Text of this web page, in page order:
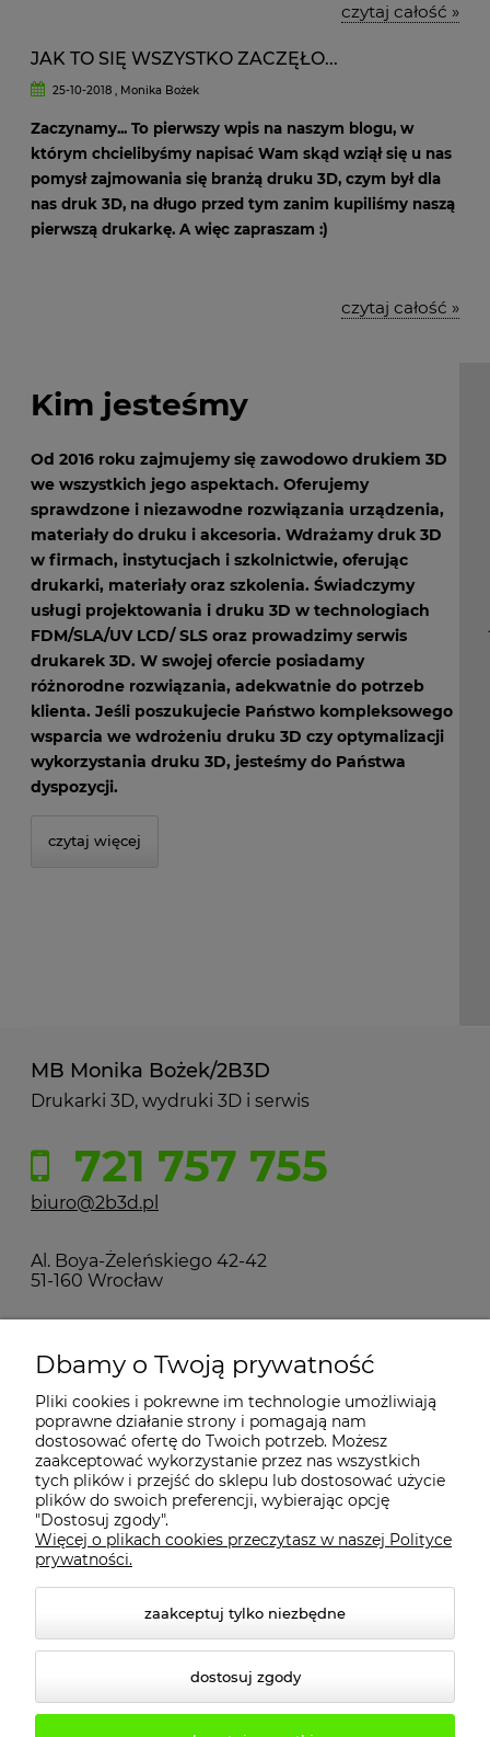
czytaj całość »
JAK TO SIĘ WSZYSTKO ZACZĘŁO...
25-10-2018 , Monika Bożek
Zaczynamy... To pierwszy wpis na naszym blogu, w
którym chcielibyśmy napisać Wam skąd wziął się u nas
pomysł zajmowania się branżą druku 3D, czym był dla
nas druk 3D, na długo przed tym zanim kupiliśmy naszą
pierwszą drukarkę. A więc zapraszam :)
czytaj całość »
Kim jesteśmy
Od 2016 roku zajmujemy się zawodowo drukiem 3D
we wszystkich jego aspektach. Oferujemy
sprawdzone i niezawodne rozwiązania urządzenia,
materiały do druku i akcesoria. Wdrażamy druk 3D
w firmach, instytucjach i szkolnictwie, oferując
drukarki, materiały oraz szkolenia. Świadczymy
usługi projektowania i druku 3D w technologiach
FDM/SLA/UV LCD/ SLS oraz prowadzimy serwis
drukarek 3D. W swojej ofercie posiadamy
różnorodne rozwiązania, adekwatnie do potrzeb
klienta. Jeśli poszukujecie Państwo kompleksowego
wsparcia we wdrożeniu druku 3D czy optymalizacji
wykorzystania druku 3D, jesteśmy do Państwa
dyspozycji.
czytaj więcej
MB Monika Bożek/2B3D
Drukarki 3D, wydruki 3D i serwis
721 757 755
biuro@2b3d.pl
Al. Boya-Żeleńskiego 42-42
51-160 Wrocław
MOJE KONTO
PŁATNOŚCI I DOSTAWA
INFORMACJE
KONTAKT
Dbamy o Twoją prywatność
Pliki cookies i pokrewne im technologie umożliwiają
poprawne działanie strony i pomagają nam
dostosować ofertę do Twoich potrzeb. Możesz
zaakceptować wykorzystanie przez nas wszystkich
tych plików i przejść do sklepu lub dostosować użycie
plików do swoich preferencji, wybierając opcję
"Dostosuj zgody".
Więcej o plikach cookies przeczytasz w naszej Polityce
prywatności.
zaakceptuj tylko niezbędne
dostosuj zgody